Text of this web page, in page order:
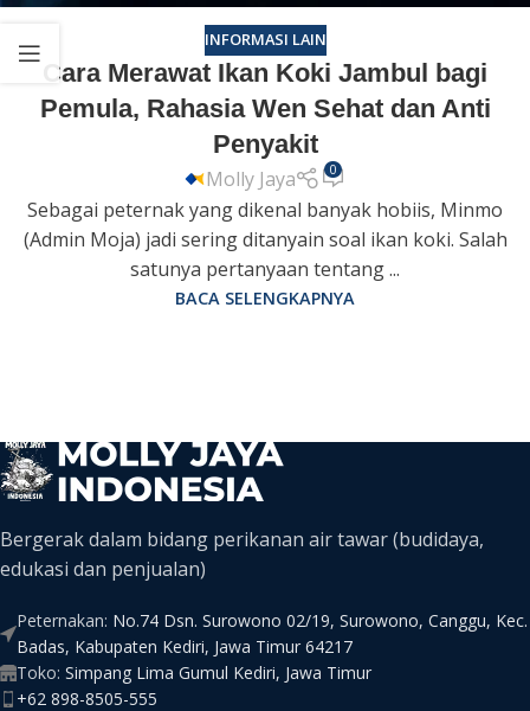
INFORMASI LAIN
Cara Merawat Ikan Koki Jambul bagi
Pemula, Rahasia Wen Sehat dan Anti
Penyakit
Molly Jaya 0
Sebagai peternak yang dikenal banyak hobiis, Minmo
(Admin Moja) jadi sering ditanyain soal ikan koki. Salah
satunya pertanyaan tentang ...
BACA SELENGKAPNYA
Bergerak dalam bidang perikanan air tawar (budidaya,
edukasi dan penjualan)
Peternakan: No.74 Dsn. Surowono 02/19, Surowono, Canggu, Kec.
Badas, Kabupaten Kediri, Jawa Timur 64217
Toko: Simpang Lima Gumul Kediri, Jawa Timur
+62 898-8505-555